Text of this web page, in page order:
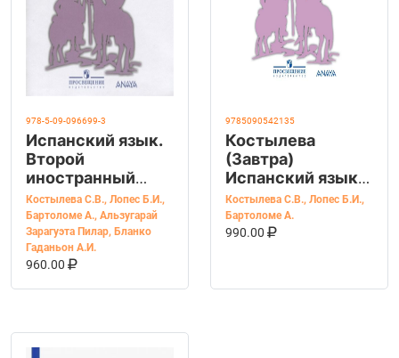
978-5-09-096699-3
Испанский язык.
Второй
иностранный
язык. Сборник
упражнений. 7-8
классы
Костылева С.В., Лопес Б.И.,
Бартоломе А., Альзугарай
Зарагуэта Пилар, Бланко
Гаданьон А.И.
960.00
В КОРЗИНУ
9785090542135
Костылева
(Завтра)
Испанский язык.
7-8 кл. Сборник
упражнений
(Просв.)
Костылева С.В., Лопес Б.И.,
Бартоломе А.
990.00
В КОРЗИНУ